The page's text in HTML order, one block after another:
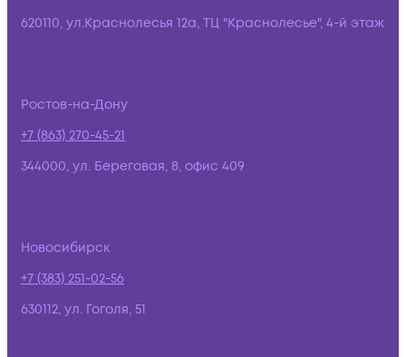
620110, ул.Краснолесья 12а, ТЦ "Краснолесье", 4-й этаж
Ростов-на-Дону
+7 (863) 270-45-21
344000, ул. Береговая, 8, офис 409
Новосибирск
+7 (383) 251-02-56
630112, ул. Гоголя, 51